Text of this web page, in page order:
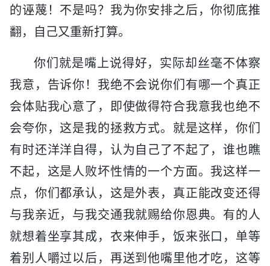
的诬蔑！不是吗？我为你安排之后，你彻底推
翻，自己又重新打算。
你们就是嘴上说得好，实际却丝毫不体察
我意，告诉你！我绝不会说你们有哪一个真正
会体贴我心意了，即使做得符合我意我也绝不
会夸你，这是我的拯救方式。就是这样，你们
有时还洋洋自得，认为自己了不起了，谁也瞧
不起，这是人败坏性情的一个方面。我这样一
点，你们都承认，这是外表，真正能改变还得
与我亲近，与我交通我就赐给你恩典。有的人
就想着坐享其成，衣来伸手，饭来张口，单等
着别人嚼过以后，再送到他嘴里他才吃，这等